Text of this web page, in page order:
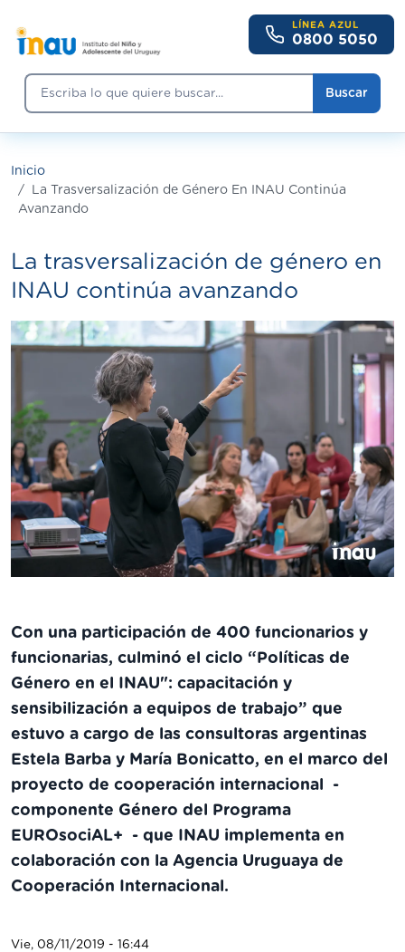
Buscar
Buscar
LÍNEA AZUL
0800 5050
Inicio
La Trasversalización de Género En INAU Continúa
Avanzando
La trasversalización de género en
INAU continúa avanzando
Imagen
Con una participación de 400 funcionarios y
funcionarias, culminó el ciclo “Políticas de
Género en el INAU": capacitación y
sensibilización a equipos de trabajo” que
estuvo a cargo de las consultoras argentinas
Estela Barba y María Bonicatto, en el marco del
proyecto de cooperación internacional -
componente Género del Programa
EUROsociAL+ - que INAU implementa en
colaboración con la Agencia Uruguaya de
Cooperación Internacional.
Vie, 08/11/2019 - 16:44